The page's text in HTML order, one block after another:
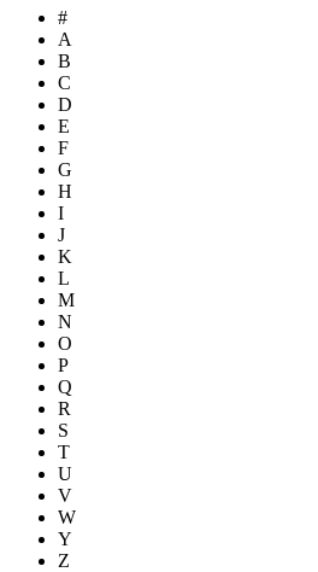
#
A
B
C
D
E
F
G
H
I
J
K
L
M
N
O
P
Q
R
S
T
U
V
W
Y
Z